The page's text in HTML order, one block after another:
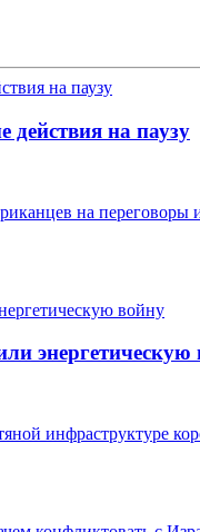
на паузу
на переговоры
энергетическую
инфраструктуре